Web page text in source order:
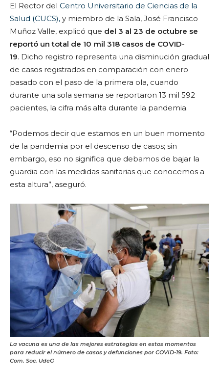
El Rector del Centro Universitario de Ciencias de la
Salud (CUCS), y miembro de la Sala, José Francisco
Muñoz Valle, explicó que del 3 al 23 de octubre se
reportó un total de 10 mil 318 casos de COVID-
19. Dicho registro representa una disminución gradual
de casos registrados en comparación con enero
pasado con el paso de la primera ola, cuando
durante una sola semana se reportaron 13 mil 592
pacientes, la cifra más alta durante la pandemia.
“Podemos decir que estamos en un buen momento
de la pandemia por el descenso de casos; sin
embargo, eso no significa que debamos de bajar la
guardia con las medidas sanitarias que conocemos a
esta altura”, aseguró.
La vacuna es una de las mejores estrategias en estos momentos
para reducir el número de casos y defunciones por COVID-19. Foto:
Com. Soc. UdeG